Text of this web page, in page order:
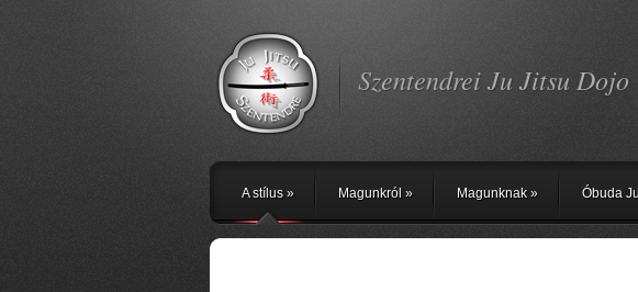
Szentendrei Ju Jitsu Dojo
A stílus» Magunkról » Magunknak» Óbuda